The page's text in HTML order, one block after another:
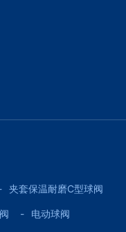
夹套保温耐磨C型球阀
电动球阀